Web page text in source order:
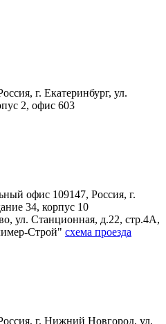
г. Екатеринбург, ул.
2, офис 603
офис 109147, Россия, г.
34, корпус 10
ул. Станционная, д.22, стр.4А,
Строй" схема проезда
г. Нижний Новгород, ул.